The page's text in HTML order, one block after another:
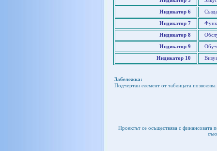
Индикатор 6
Индикатор 7
Индикатор 8
Индикатор 9
Индикатор 10
Забележка:
Подчертан елемент от таблицата
Проектът се осъществява с финансовата